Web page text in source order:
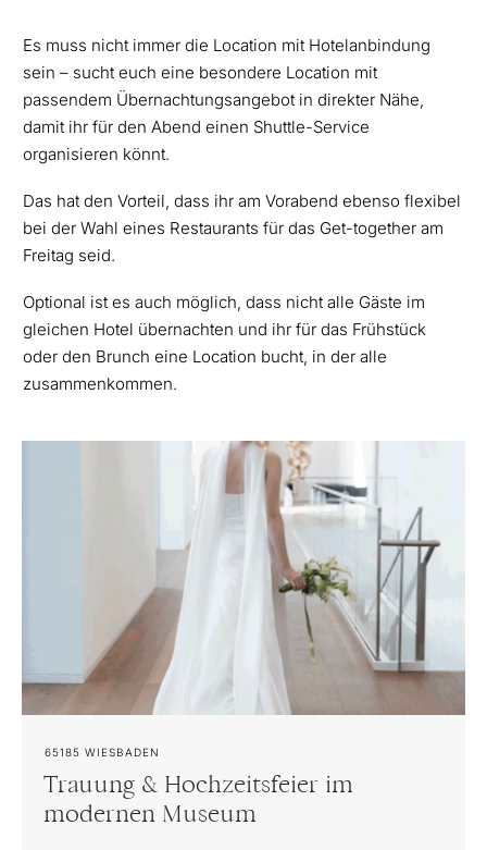
Es muss nicht immer die Location mit Hotelanbindung
sein – sucht euch eine besondere Location mit
passendem Übernachtungsangebot in direkter Nähe,
damit ihr für den Abend einen Shuttle-Service
organisieren könnt.
Das hat den Vorteil, dass ihr am Vorabend ebenso flexibel
bei der Wahl eines Restaurants für das Get-together am
Freitag seid.
Optional ist es auch möglich, dass nicht alle Gäste im
gleichen Hotel übernachten und ihr für das Frühstück
oder den Brunch eine Location bucht, in der alle
zusammenkommen.
65185 WIESBADEN
Trauung & Hochzeitsfeier im
modernen Museum